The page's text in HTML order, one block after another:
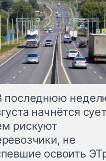
последнюю
начнётся
рискуют
не
освоить